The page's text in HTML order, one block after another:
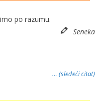
po razumu.
Seneka
… (sledeći citat)